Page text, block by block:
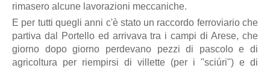
rimasero alcune lavorazioni meccaniche.
E per tutti quegli anni c'è stato un raccordo ferroviario che
partiva dal Portello ed arrivava tra i campi di Arese, che
giorno dopo giorno perdevano pezzi di pascolo e di
agricoltura per riempirsi di villette (per i "sciúri") e di